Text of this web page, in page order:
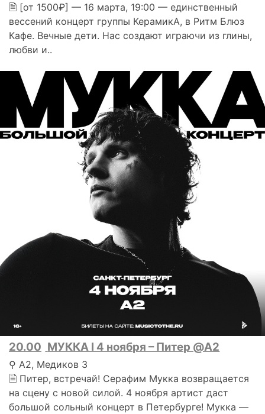
🗎 [от 1500₽] — 16 марта, 19:00 — единственный
вессений концерт группы КерамикА, в Ритм Блюз
Кафе. Вечные дети. Нас создают играючи из глины,
любви и..
20.00 МУККА l 4 ноября – Питер @A2
⚲ А2, Медиков 3
🗎 Питер, встречай! Серафим Мукка возвращается
на сцену с новой силой. 4 ноября артист даст
большой сольный концерт в Петербурге! Мукка —